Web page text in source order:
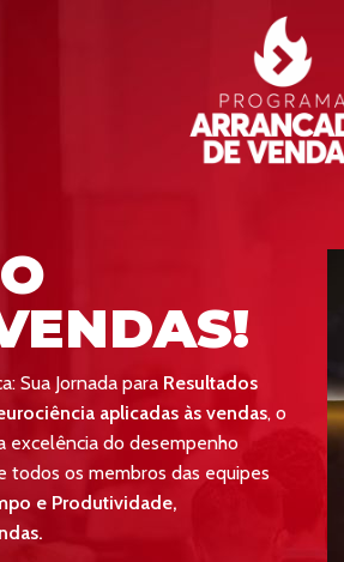
Sua Jornada para Resultados
aplicadas às vendas, o
excelência do desempenho
todos os membros das equipes
e Produtividade,